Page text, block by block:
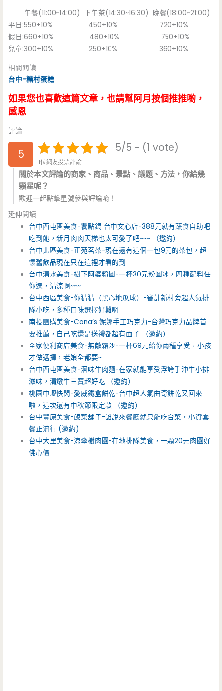
午餐(11:00~14:00) 下午茶(14:30~16:30) 晚餐(18:00~21:00)
平日:550+10% 450+10% 720+10%
假日:660+10% 480+10% 750+10%
兒童:300+10% 250+10% 360+10%
相關閱讀
台中-糖村蛋糕
如果您也喜歡這篇文章，也請幫阿月按個推推喲，
感恩
評論
5 5/5 - (1 vote)
1位網友投票評論
關於本文評論的商家、商品、景點、議題、方法，你給幾
顆星呢？
歡迎一起點擊星號參與評論唷！
延伸閱讀
台中西屯區美食-饗點鍋 台中文心店-388元就有蔬食自助吧
吃到飽，新月肉肉天梯也太可愛了吧~~~ （邀約）
台中北區美食-正苑茗茶-現在還有這個一包9元的茶包，超
懷舊飲品現在只在這裡才看的到
台中清水美食-樹下阿婆粉圓-一杯30元粉圓冰，四種配料任
你選，清涼啊~~~
台中西區美食-你猜猜（黑心地瓜球）-審計新村旁超人氣排
隊小吃，多種口味選擇好難啊
南投團購美食-Cona’s 妮娜手工巧克力-台灣巧克力品牌首
要推薦，自己吃還是送禮都超有面子 （邀約）
全家便利商店美食-無敵霜沙-一杯69元給你兩種享受，小孩
才做選擇，老娘全都要~
台中西屯區美食-洄味牛肉麵-在家就能享受浮誇手沖牛小排
滋味，清燉牛三寶超好吃 （邀約）
桃園中壢快閃-愛威鐵盒餅乾-台中超人氣曲奇餅乾又回來
啦，這次還有中秋節限定款 （邀約）
台中豐原美食-飯菜舖子-誰說來餐廳就只能吃合菜，小資套
餐正流行 (邀約)
台中大里美食-涼傘樹肉圓-在地排隊美食，一顆20元肉圓好
佛心價